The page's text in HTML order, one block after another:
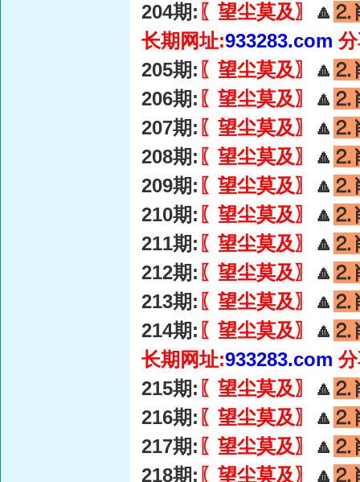
204期: 〖望尘莫及〗 🔼 ⒉
长期网址:933283.com
205期: 〖望尘莫及〗 🔼 ⒉
206期: 〖望尘莫及〗 🔼 ⒉
207期: 〖望尘莫及〗 🔼 ⒉
208期: 〖望尘莫及〗 🔼 ⒉
209期: 〖望尘莫及〗 🔼 ⒉
210期: 〖望尘莫及〗 🔼 ⒉
211期: 〖望尘莫及〗 🔼 ⒉
212期: 〖望尘莫及〗 🔼 ⒉
213期: 〖望尘莫及〗 🔼 ⒉
214期: 〖望尘莫及〗 🔼 ⒉
长期网址:933283.com
215期: 〖望尘莫及〗 🔼 ⒉
216期: 〖望尘莫及〗 🔼 ⒉
217期: 〖望尘莫及〗 🔼 ⒉
218期: 〖望尘莫及〗 🔼 ⒉